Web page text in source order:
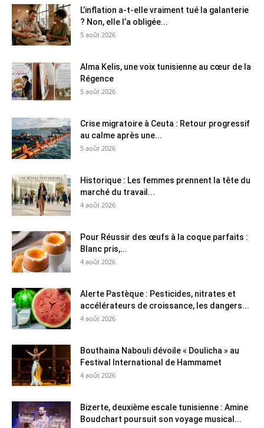
L’inflation a-t-elle vraiment tué la galanterie
? Non, elle l’a obligée...
5 août 2026
Alma Kelis, une voix tunisienne au cœur de la
Régence
5 août 2026
Crise migratoire à Ceuta : Retour progressif
au calme après une...
5 août 2026
Historique : Les femmes prennent la tête du
marché du travail...
4 août 2026
Pour Réussir des œufs à la coque parfaits :
Blanc pris,...
4 août 2026
Alerte Pastèque : Pesticides, nitrates et
accélérateurs de croissance, les dangers...
4 août 2026
Bouthaina Nabouli dévoile « Doulicha » au
Festival International de Hammamet
4 août 2026
Bizerte, deuxième escale tunisienne : Amine
Boudchart poursuit son voyage musical...